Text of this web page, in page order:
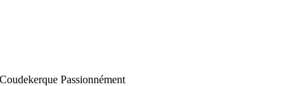
Coudekerque Passionnément